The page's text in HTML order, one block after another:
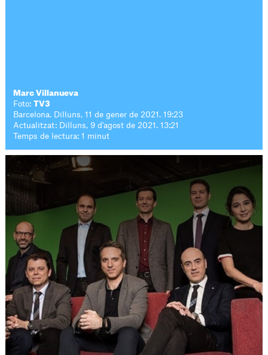
Marc Villanueva
Foto:TV3
Barcelona. Dilluns, 11 de gener de 2021. 19:23
Actualitzat: Dilluns, 9 d'agost de 2021. 13:21
Temps de lectura: 1 minut